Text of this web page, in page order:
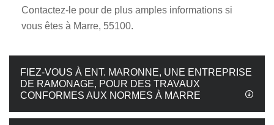
Contactez-le pour de plus amples informations si
vous êtes à Marre, 55100.
FIEZ-VOUS À ENT. MARONNE, UNE ENTREPRISE
DE RAMONAGE, POUR DES TRAVAUX
CONFORMES AUX NORMES À MARRE